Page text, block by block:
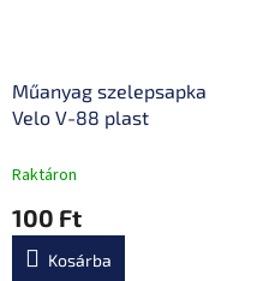
Műanyag szelepsapka
Velo V-88 plast
Raktáron
100 Ft
Kosárba